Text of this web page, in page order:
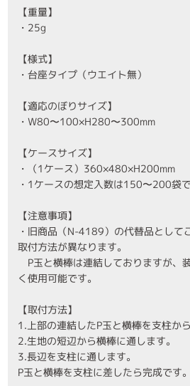
【重量】
・25g
【様式】
・台座タイプ（ウエイト無）
【適応のぼりサイズ】
・W80〜100×H280〜300mm
【ケースサイズ】
・（1ケース）360×480×H200mm
・1ケースの想定入数は150〜200袋
【注意事項】
・旧商品（N-4189）の代替品として
取付方法が異なります。
P玉と横棒は連結しておりますが、
く使用可能です。
【取付方法】
1.上部の連結したP玉と横棒を支柱か
2.生地の短辺から横棒に通します。
3.長辺を支柱に通します。
P玉と横棒を支柱に差したら完成です。